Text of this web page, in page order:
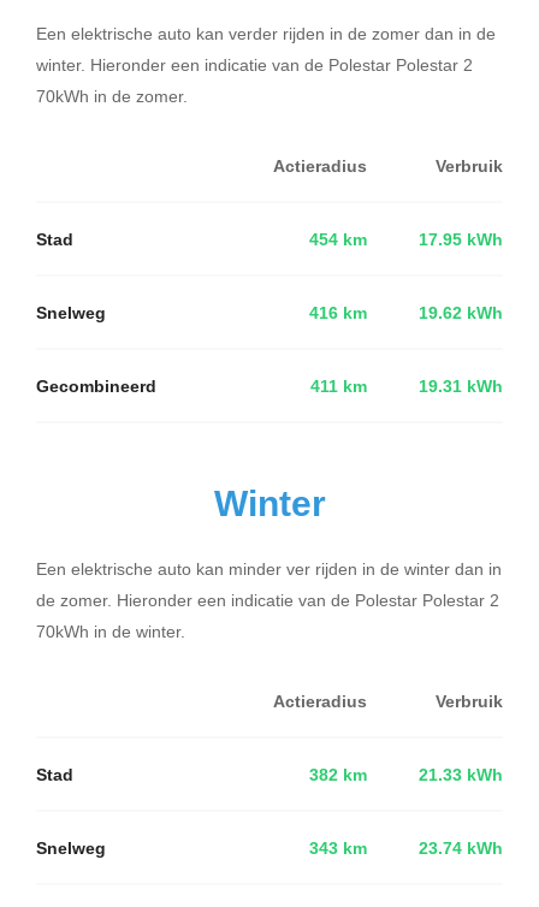
Een elektrische auto kan verder rijden in de zomer dan in de
winter. Hieronder een indicatie van de Polestar Polestar 2
70kWh in de zomer.
Actieradius Verbruik
Stad 454 km 17.95 kWh
Snelweg 416 km 19.62 kWh
Gecombineerd 411 km 19.31 kWh
Winter
Een elektrische auto kan minder ver rijden in de winter dan in
de zomer. Hieronder een indicatie van de Polestar Polestar 2
70kWh in de winter.
Actieradius Verbruik
Stad 382 km 21.33 kWh
Snelweg 343 km 23.74 kWh